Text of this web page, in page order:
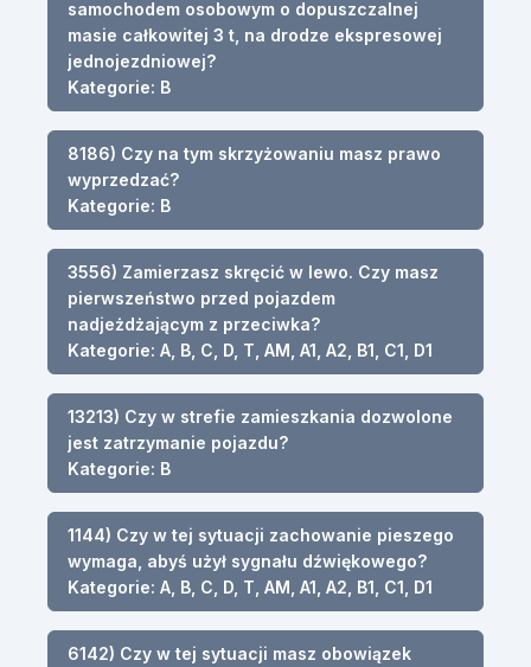
samochodem osobowym o dopuszczalnej
masie całkowitej 3 t, na drodze ekspresowej
jednojezdniowej?
Kategorie: B
8186) Czy na tym skrzyżowaniu masz prawo
wyprzedzać?
Kategorie: B
3556) Zamierzasz skręcić w lewo. Czy masz
pierwszeństwo przed pojazdem
nadjeżdżającym z przeciwka?
Kategorie: A, B, C, D, T, AM, A1, A2, B1, C1, D1
13213) Czy w strefie zamieszkania dozwolone
jest zatrzymanie pojazdu?
Kategorie: B
1144) Czy w tej sytuacji zachowanie pieszego
wymaga, abyś użył sygnału dźwiękowego?
Kategorie: A, B, C, D, T, AM, A1, A2, B1, C1, D1
6142) Czy w tej sytuacji masz obowiązek